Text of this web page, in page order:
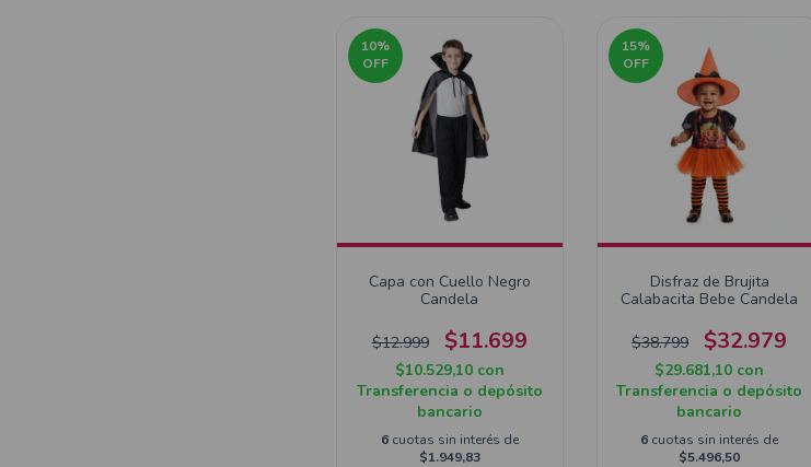
10%
OFF
Capa con Cuello Negro
Candela
$12.999 $11.699
$10.529,10 con
Transferencia o depósito
bancario
6 cuotas sin interés de
$1.949,83
15%
OFF
Disfraz de Brujita
Calabacita Bebe Candela
$38.799 $32.979
$29.681,10 con
Transferencia o depósito
bancario
6 cuotas sin interés de
$5.496,50